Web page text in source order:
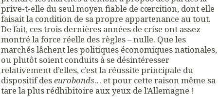
prive-t-elle du seul moyen fiable de cœrcition, dont elle
faisait la condition de sa propre appartenance au tout.
De fait, ces trois dernières années de crise ont assez
montré la force réelle des règles – nulle. Que les
marchés lâchent les politiques économiques nationales,
ou plutôt soient conduits à se désintéresser
relativement d’elles, c’est la réussite principale du
dispositif deseurobonds… et pour cette raison même sa
tare la plus rédhibitoire aux yeux de l’Allemagne !